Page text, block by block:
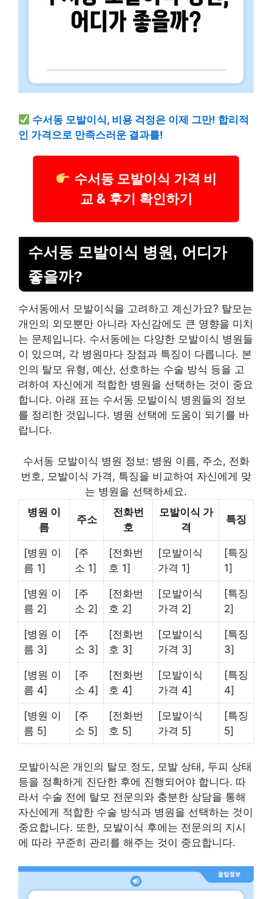
수서동 모발이식, 비용 걱정은 이제 그만! 합리적
인 가격으로 만족스러운 결과를!
수서동 모발이식 가격 비
교 & 후기 확인하기
수서동 모발이식 병원, 어디가
좋을까?
수서동에서 모발이식을 고려하고 계신가요? 탈모는
개인의 외모뿐만 아니라 자신감에도 큰 영향을 미치
는 문제입니다. 수서동에는 다양한 모발이식 병원들
이 있으며, 각 병원마다 장점과 특징이 다릅니다. 본
인의 탈모 유형, 예산, 선호하는 수술 방식 등을 고
려하여 자신에게 적합한 병원을 선택하는 것이 중요
합니다. 아래 표는 수서동 모발이식 병원들의 정보
를 정리한 것입니다. 병원 선택에 도움이 되기를 바
랍니다.
수서동 모발이식 병원 정보: 병원 이름, 주소, 전화
번호, 모발이식 가격, 특징을 비교하여 자신에게 맞
는 병원을 선택하세요.
병원 이
름
주소
전화번
호
모발이식 가
격
특징
[병원 이
름 1]
[주
소 1]
[전화번
호 1]
[모발이식
가격 1]
[특징
1]
[병원 이
름 2]
[주
소 2]
[전화번
호 2]
[모발이식
가격 2]
[특징
2]
[병원 이
름 3]
[주
소 3]
[전화번
호 3]
[모발이식
가격 3]
[특징
3]
[병원 이
름 4]
[주
소 4]
[전화번
호 4]
[모발이식
가격 4]
[특징
4]
[병원 이
름 5]
[주
소 5]
[전화번
호 5]
[모발이식
가격 5]
[특징
5]
모발이식은 개인의 탈모 정도, 모발 상태, 두피 상태
등을 정확하게 진단한 후에 진행되어야 합니다. 따
라서 수술 전에 탈모 전문의와 충분한 상담을 통해
자신에게 적합한 수술 방식과 병원을 선택하는 것이
중요합니다. 또한, 모발이식 후에는 전문의의 지시
에 따라 꾸준히 관리를 해주는 것이 중요합니다.